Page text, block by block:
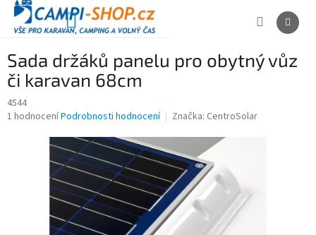
Přejít
obsah
NÁKUPNÍ
Sada držáků panelu pro obytný vůz
či karavan 68cm
4544
Průměrné
1 hodnoceníPodrobnosti hodnocení Značka: CentroSolar